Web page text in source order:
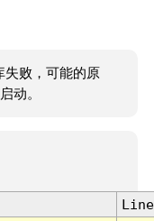
失败，可能的原
动。
Line